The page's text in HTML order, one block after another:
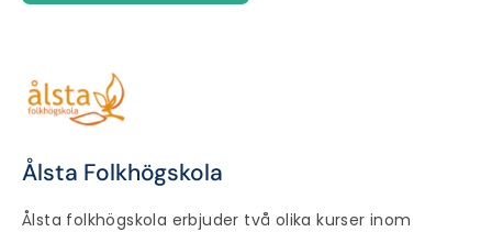
Ålsta Folkhögskola
Ålsta folkhögskola erbjuder två olika kurser inom